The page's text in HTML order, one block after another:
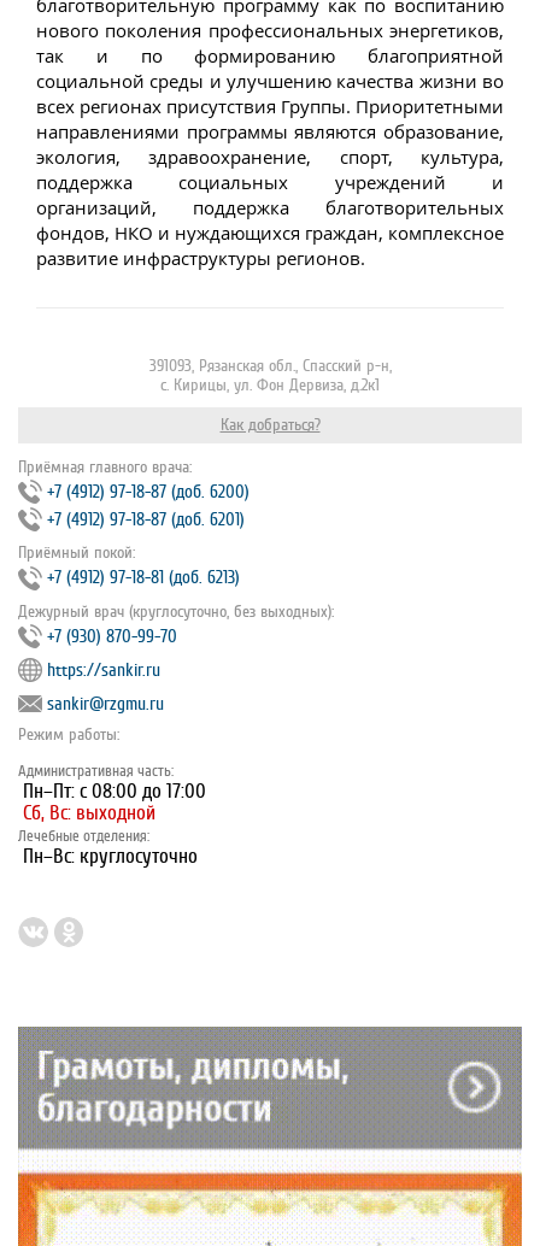
благотворительную программу как по воспитанию
нового поколения профессиональных энергетиков,
так и по формированию благоприятной
социальной среды и улучшению качества жизни во
всех регионах присутствия Группы. Приоритетными
направлениями программы являются образование,
экология, здравоохранение, спорт, культура,
поддержка социальных учреждений и
организаций, поддержка благотворительных
фондов, НКО и нуждающихся граждан, комплексное
развитие инфраструктуры регионов.
391093, Рязанская обл., Спасский р-н,
с. Кирицы, ул. Фон Дервиза, д.2к1
Как добраться?
Приёмная главного врача:
+7 (4912) 97‐18‐87 (доб. 6200)
+7 (4912) 97‐18‐87 (доб. 6201)
Приёмный покой:
+7 (4912) 97‐18‐81 (доб. 6213)
Дежурный врач (круглосуточно, без выходных):
+7 (930) 870-99-70
https://sankir.ru
sankir@rzgmu.ru
Режим работы:
Административная часть:
Пн–Пт: с 08:00 до 17:00
Сб, Вс: выходной
Лечебные отделения:
Пн–Вс: круглосуточно